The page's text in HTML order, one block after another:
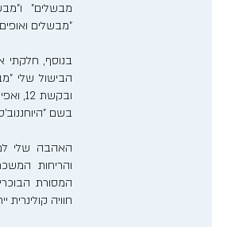
מבשלים"
"מבשלים
בנוסף,
הבישול שלי
בשם
האהבה שלי
והריחות
המסורת
חוויה קולינרית